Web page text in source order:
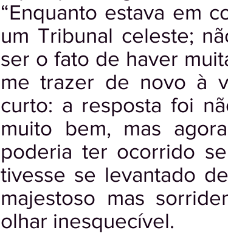
“Enquanto estava em
um Tribunal celeste;
ser o fato de haver
me trazer de novo à
curto: a resposta foi
muito bem, mas
poderia ter ocorrido
tivesse se levantado
majestoso mas
olhar inesquecível.